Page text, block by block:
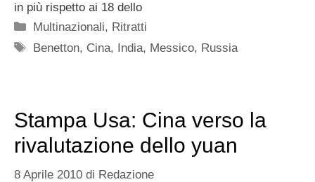
in più rispetto ai 18 dello
Categorie
Multinazionali, Ritratti
Tag
Benetton, Cina, India, Messico, Russia
Stampa Usa: Cina verso la
rivalutazione dello yuan
8 Aprile 2010 di Redazione